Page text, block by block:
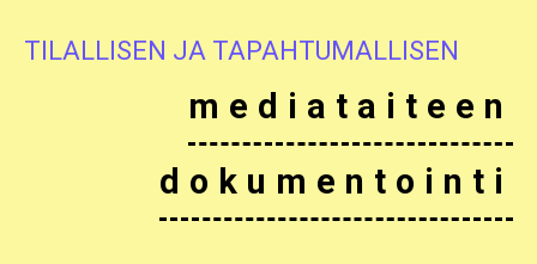
TILALLISEN JA TAPAHTUMALLISEN
mediataiteen
dokumentointi